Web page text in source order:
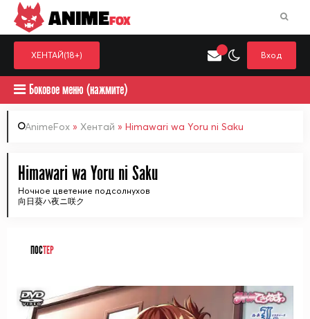
Выберите одну категорию для поиска
ANIMEFOX
ХЕНТАЙ(18+) Вход
Боковое меню (нажмите)
AnimeFox » Хентай » Himawari wa Yoru ni Saku
Himawari wa Yoru ni Saku
Ночное цветение подсолнухов
向日葵ハ夜ニ咲ク
ПОСТЕР